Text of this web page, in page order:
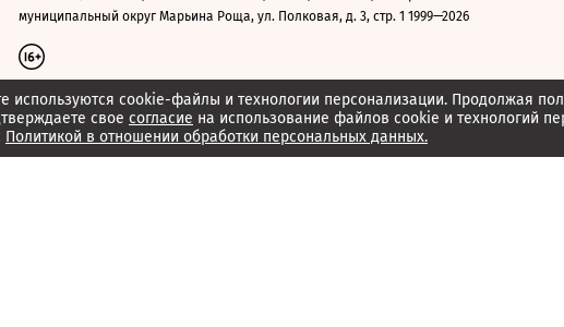
используются cookie-файлы и технологии персонализации. Продолжая
свое согласие на использование файлов cookie и технологий
Политикой в отношении обработки персональных данных.
муниципальный округ Марьина Роща, ул. Полковая, д. 3, стр. 1 1999—2026